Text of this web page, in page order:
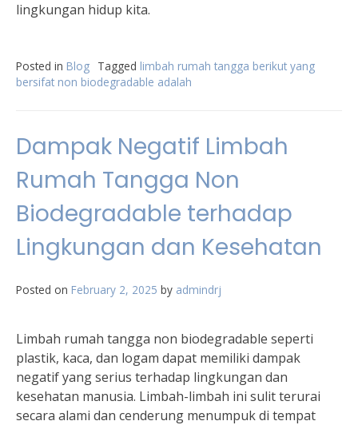
lingkungan hidup kita.
Posted in Blog Tagged limbah rumah tangga berikut yang
bersifat non biodegradable adalah
Dampak Negatif Limbah
Rumah Tangga Non
Biodegradable terhadap
Lingkungan dan Kesehatan
Posted on February 2, 2025 by admindrj
Limbah rumah tangga non biodegradable seperti
plastik, kaca, dan logam dapat memiliki dampak
negatif yang serius terhadap lingkungan dan
kesehatan manusia. Limbah-limbah ini sulit terurai
secara alami dan cenderung menumpuk di tempat